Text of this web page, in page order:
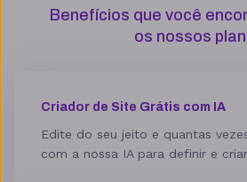
Mod_deflate
Benefícios que você
os nossos
Criador de Site Grátis com IA
Edite do seu jeito e quantas
com a nossa IA para definir e